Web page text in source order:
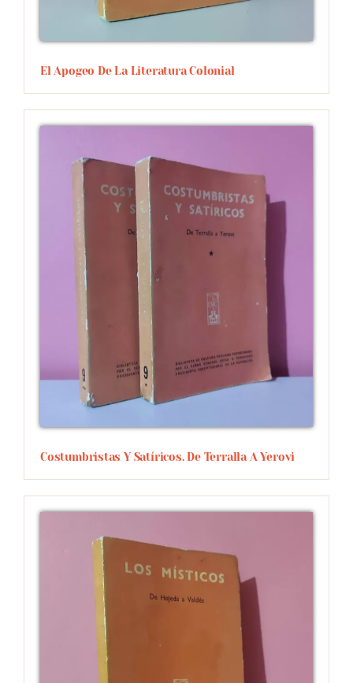
El Apogeo De La Literatura Colonial
Costumbristas Y Satíricos. De Terralla A Yerovi